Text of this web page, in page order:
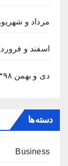
مرداد و شهریور
اسفند و فروردین
دی و بهمن ۱۳۹۸
دسته‌ها
Business